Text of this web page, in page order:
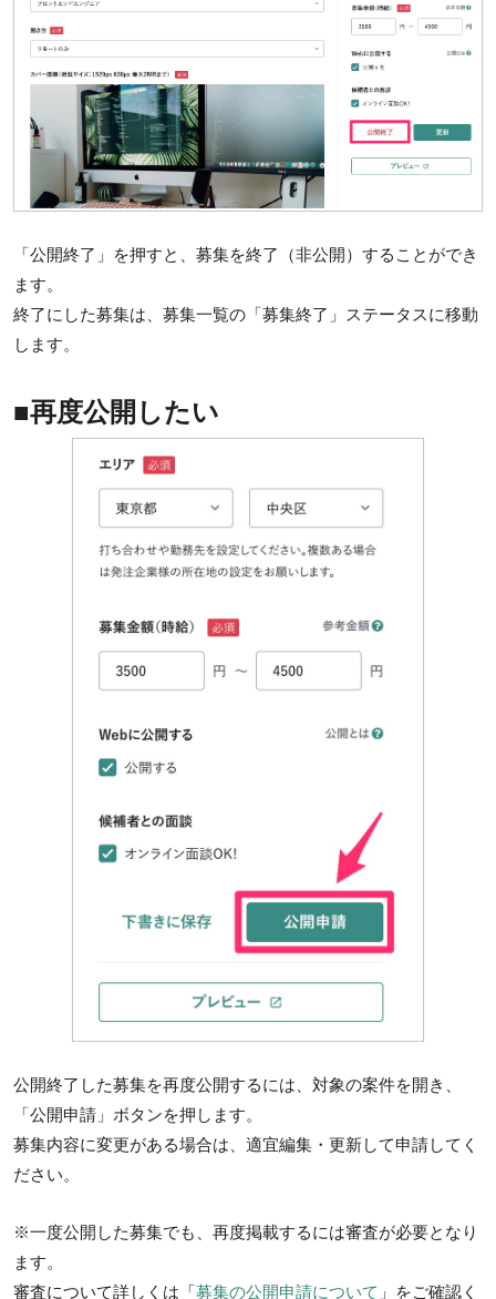
「公開終了」を押すと、募集を終了（非公開）することができ
ます。
終了にした募集は、募集一覧の「募集終了」ステータスに移動
します。
■再度公開したい
公開終了した募集を再度公開するには、対象の案件を開き、
「公開申請」ボタンを押します。
募集内容に変更がある場合は、適宜編集・更新して申請してく
ださい。
※一度公開した募集でも、再度掲載するには審査が必要となり
ます。
審査について詳しくは「 募集の公開申請について 」をご確認く